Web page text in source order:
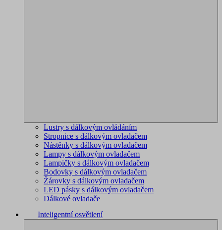
Lustry s dálkovým ovládáním
Stropnice s dálkovým ovladačem
Nástěnky s dálkovým ovladačem
Lampy s dálkovým ovladačem
Lampičky s dálkovým ovladačem
Bodovky s dálkovým ovladačem
Žárovky s dálkovým ovladačem
LED pásky s dálkovým ovladačem
Dálkové ovladače
Inteligentní osvětlení